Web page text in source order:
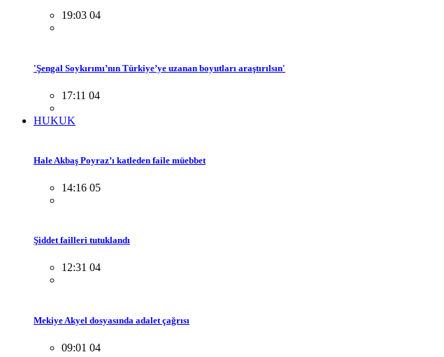
19:03 04
'Şengal Soykırımı’nın Türkiye’ye uzanan boyutları araştırılsın'
17:11 04
HUKUK
Hale Akbaş Poyraz’ı katleden faile müebbet
14:16 05
Şiddet failleri tutuklandı
12:31 04
Mekiye Akyel dosyasında adalet çağrısı
09:01 04